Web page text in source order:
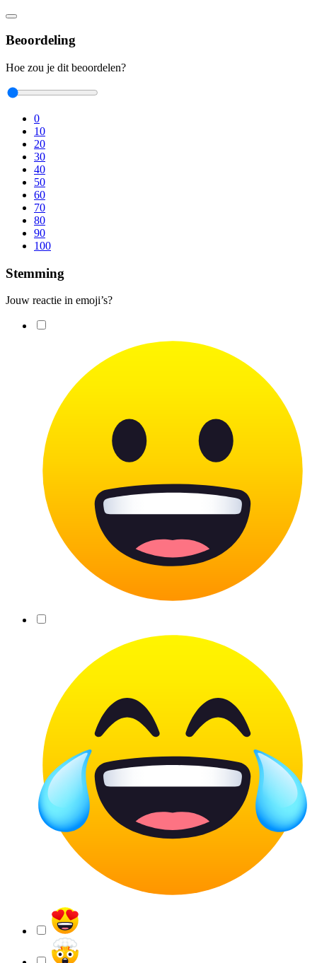
Beoordeling
Hoe zou je dit beoordelen?
0
10
20
30
40
50
60
70
80
90
100
Stemming
Jouw reactie in emoji’s?